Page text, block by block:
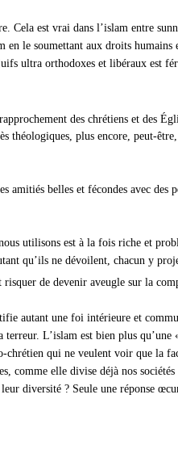
Cela est vrai dans l’islam entre
en le soumettant aux droits
ultra orthodoxes et libéraux est
des chrétiens et des
théologiques, plus encore, peut-
amitiés belles et fécondes avec des
utilisons est à la fois riche et
qu’ils ne dévoilent, chacun y
de devenir aveugle sur la
autant une foi intérieure et
L’islam est bien plus qu’une
qui ne veulent voir que la
comme elle divise déjà nos
diversité ? Seule une réponse